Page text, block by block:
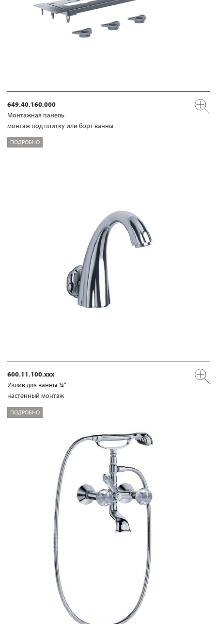
649.40.160.000
Mонтажная панель
монтаж под плитку или борт ванны
ПОДРОБНО
600.11.100.xxx
Излив для ванны ¾“
настенный монтаж
ПОДРОБНО